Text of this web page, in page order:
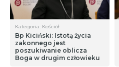
Kategoria: Kościół
Bp Kiciński: Istotą życia
zakonnego jest
poszukiwanie oblicza
Boga w drugim człowieku